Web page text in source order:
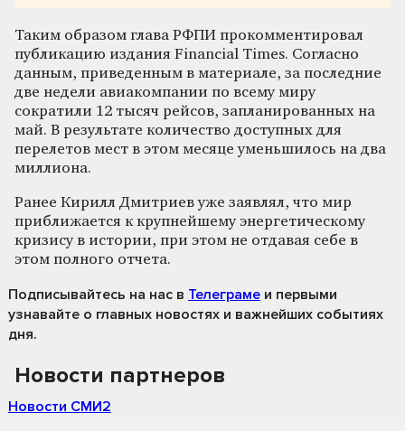
Таким образом глава РФПИ прокомментировал
публикацию издания Financial Times. Согласно
данным, приведенным в материале, за последние
две недели авиакомпании по всему миру
сократили 12 тысяч рейсов, запланированных на
май. В результате количество доступных для
перелетов мест в этом месяце уменьшилось на два
миллиона.
Ранее Кирилл Дмитриев уже заявлял, что мир
приближается к крупнейшему энергетическому
кризису в истории, при этом не отдавая себе в
этом полного отчета.
Подписывайтесь на нас в Телеграме и первыми
узнавайте о главных новостях и важнейших событиях
дня.
Новости партнеров
Новости СМИ2